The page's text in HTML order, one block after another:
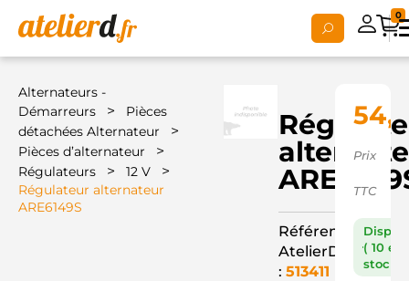
0
Alternateurs -
Démarreurs
>
Pièces
détachées Alternateur
>
Pièces d’alternateur >
Régulateurs > 12 V >
Régulateur alternateur
ARE6149S
Référence
AtelierD
:513411
Prix
TTC
( 10 en
stock )